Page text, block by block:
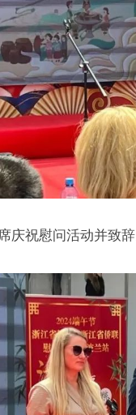
庆祝慰问活动并致辞